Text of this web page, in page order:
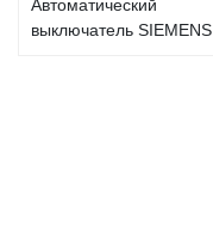
Автоматический
выключатель SIEMENS